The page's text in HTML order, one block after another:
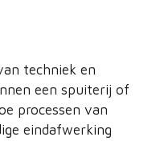
techniek en
een spuiterij of
processen van
eindafwerking